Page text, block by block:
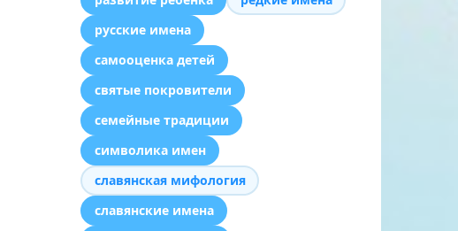
русские имена
самооценка детей
святые покровители
семейные традиции
символика имен
славянская мифология
славянские имена